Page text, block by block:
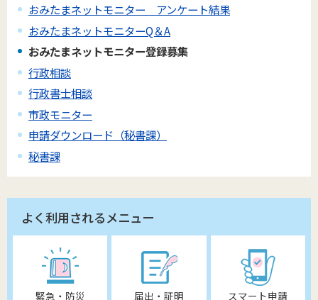
おみたまネットモニター アンケート結果
おみたまネットモニターQ＆A
おみたまネットモニター登録募集
行政相談
行政書士相談
市政モニター
申請ダウンロード（秘書課）
秘書課
よく利用されるメニュー
緊急・防災 届出・証明 スマート申請